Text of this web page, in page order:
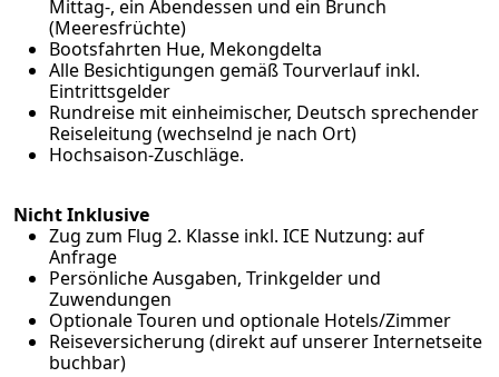
Mittag-, ein Abendessen und ein Brunch
(Meeresfrüchte)
Bootsfahrten Hue, Mekongdelta
Alle Besichtigungen gemäß Tourverlauf inkl.
Eintrittsgelder
Rundreise mit einheimischer, Deutsch sprechender
Reiseleitung (wechselnd je nach Ort)
Hochsaison-Zuschläge.
Nicht Inklusive
Zug zum Flug 2. Klasse inkl. ICE Nutzung: auf
Anfrage
Persönliche Ausgaben, Trinkgelder und
Zuwendungen
Optionale Touren und optionale Hotels/Zimmer
Reiseversicherung (direkt auf unserer Internetseite
buchbar)